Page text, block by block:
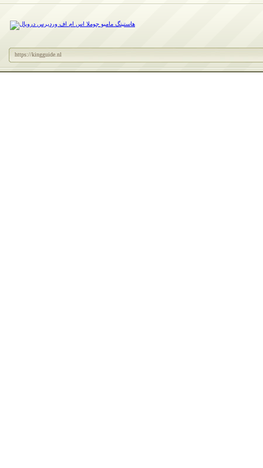
https://kingguide.nl